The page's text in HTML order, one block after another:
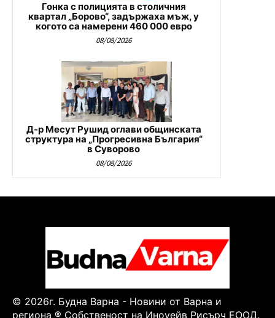
Гонка с полицията в столичния
квартал „Борово“, задържаха мъж, у
когото са намерени 460 000 евро
08/08/2026
Д-р Месут Рушид оглави общинската
структура на „Прогресивна България“
в Суворово
08/08/2026
© 2026г. Будна Варна - Новини от Варна и
региона ® Собственост на Иноуейв Рисърч ЕООД.